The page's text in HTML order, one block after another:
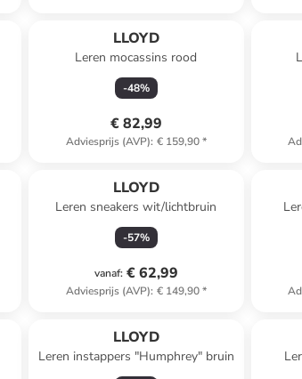
LLOYD
Leren mocassins rood
-48%
€ 82,99
Adviesprijs (AVP): € 159,90*
LLOYD
Leren sneakers wit/lichtbruin
-57%
vanaf: € 62,99
Adviesprijs (AVP): € 149,90*
LLOYD
Leren instappers "Humphrey" bruin